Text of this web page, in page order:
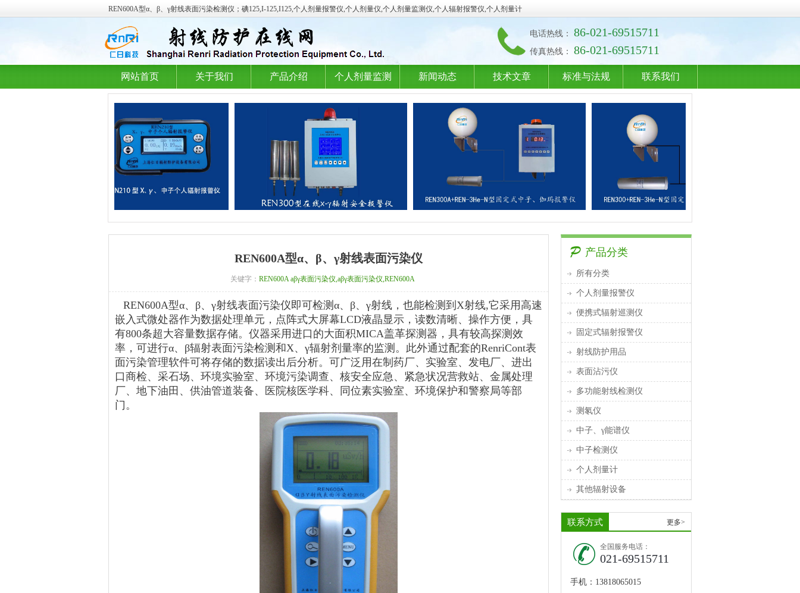
REN600A型α、β、γ射线表面污染检测仪；碘125,I-125,I125,个人剂量报警仪,个人剂量仪,个人剂量监测仪,个人辐射报警仪,个人剂量计
电话热线： 86-021-69515711
传真热线： 86-021-69515711
网站首页 关于我们 产品介绍 个人剂量监测 新闻动态 技术文章 标准与法规 联系我们
产品分类
所有分类
个人剂量报警仪
便携式辐射巡测仪
固定式辐射报警仪
射线防护用品
表面沾污仪
多功能射线检测仪
测氡仪
中子、γ能谱仪
中子检测仪
个人剂量计
其他辐射设备
联系方式 更多>
全国服务电话：
021-69515711
手机：13818065015
REN600A型α、β、γ射线表面污染仪
关键字： REN600A aβγ表面污染仪,aβγ表面污染仪,REN600A
REN600A型α、β、γ射线表面污染仪即可检测α、β、γ射线，也能检测到X射线,它采用高速
嵌入式微处器作为数据处理单元，点阵式大屏幕LCD液晶显示，读数清晰、操作方便，具
有800条超大容量数据存储。仪器采用进口的大面积MICA盖革探测器，具有较高探测效
率，可进行α、β辐射表面污染检测和X、γ辐射剂量率的监测。此外通过配套的RenriCont表
面污染管理软件可将存储的数据读出后分析。可广泛用在制药厂、实验室、发电厂、进出
口商检、采石场、环境实验室、环境污染调查、核安全应急、紧急状况营救站、金属处理
厂、地下油田、供油管道装备、医院核医学科、同位素实验室、环境保护和警察局等部
门。